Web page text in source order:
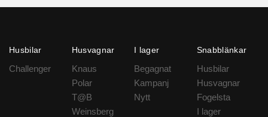
Husbilar
Challenger
Husvagnar
Knaus
Polar
T@B
Weinsberg
I lager
Begagnat
Kampanj
Nytt
Snabblänkar
Husbilar
Husvagnar
Fogelsta
I lager